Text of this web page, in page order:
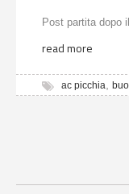
Post partita dopo
read more
ac picchia,